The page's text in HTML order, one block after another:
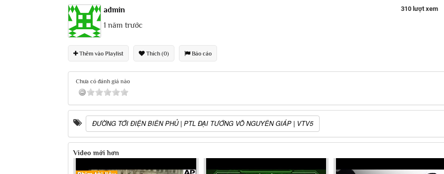
admin
1 năm trước
310 lượt xem
Thêm vào Playlist Thích (0) Báo cáo
Chưa có đánh giá nào
ĐƯỜNG TỚI ĐIỆN BIÊN PHỦ | PTL ĐẠI TƯỚNG VÕ NGUYÊN GIÁP | VTV5
Video mới hơn